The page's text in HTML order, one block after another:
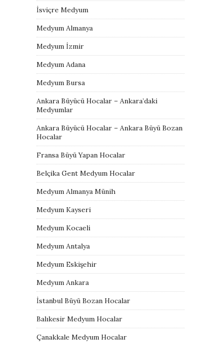
İsviçre Medyum
Medyum Almanya
Medyum İzmir
Medyum Adana
Medyum Bursa
Ankara Büyücü Hocalar – Ankara’daki
Medyumlar
Ankara Büyücü Hocalar – Ankara Büyü Bozan
Hocalar
Fransa Büyü Yapan Hocalar
Belçika Gent Medyum Hocalar
Medyum Almanya Münih
Medyum Kayseri
Medyum Kocaeli
Medyum Antalya
Medyum Eskişehir
Medyum Ankara
İstanbul Büyü Bozan Hocalar
Balıkesir Medyum Hocalar
Çanakkale Medyum Hocalar